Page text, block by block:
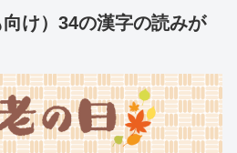
け）34の漢字の読みが